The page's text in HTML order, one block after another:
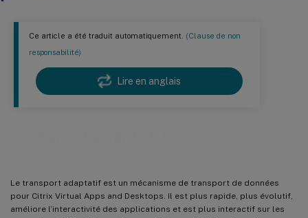
Ce article a été traduit automatiquement. (Clause de non
responsabilité)
Lire en anglais
Le transport adaptatif est un mécanisme de transport de données
pour Citrix Virtual Apps and Desktops. Il est plus rapide, plus évolutif,
améliore l’interactivité des applications et est plus interactif sur les